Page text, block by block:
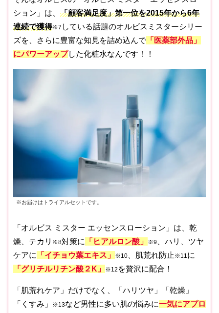
ション」は、 「顧客満足度」第一位を2015年から6年
連続で獲得※7 している話題のオルビスミスターシリー
ズを、さらに豊富な知見を詰め込んで 「医薬部外品」
にパワーアップした化粧水なんです！！
※お届けはトライアルセットです。
「オルビス ミスター エッセンスローション」は、乾
燥、テカリ ※8対策に 「ヒアルロン酸」 ※9
、ハリ、ツヤ
ケアに
「イチョウ葉エキス」 ※10 、肌荒れ防止 ※11に
「グリチルリチン酸２K」
※12 を贅沢に配合！
「肌荒れケア」だけでなく、「ハリツヤ」「乾燥」
「くすみ」
※13など男性に多い肌の悩みに一気にアプロ